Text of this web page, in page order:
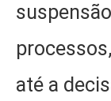
até a